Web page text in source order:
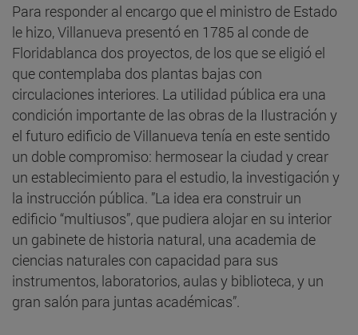
Para responder al encargo que el ministro de Estado
le hizo, Villanueva presentó en 1785 al conde de
Floridablanca dos proyectos, de los que se eligió el
que contemplaba dos plantas bajas con
circulaciones interiores. La utilidad pública era una
condición importante de las obras de la Ilustración y
el futuro edificio de Villanueva tenía en este sentido
un doble compromiso: hermosear la ciudad y crear
un establecimiento para el estudio, la investigación y
la instrucción pública. ”La idea era construir un
edificio “multiusos”, que pudiera alojar en su interior
un gabinete de historia natural, una academia de
ciencias naturales con capacidad para sus
instrumentos, laboratorios, aulas y biblioteca, y un
gran salón para juntas académicas”.